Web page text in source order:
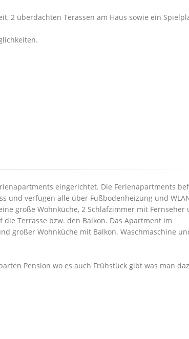
2 überdachten Terassen am Haus sowie ein
eingerichtet. Die Ferienapartments
und verfügen alle über Fußbodenheizung und
große Wohnküche, 2 Schlafzimmer mit Fernseher
Terrasse bzw. den Balkon. Das Apartment im
großer Wohnküche mit Balkon. Waschmaschine
Pension wo es auch Frühstück gibt was man